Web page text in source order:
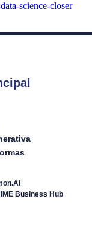
science-closer
Business Hub